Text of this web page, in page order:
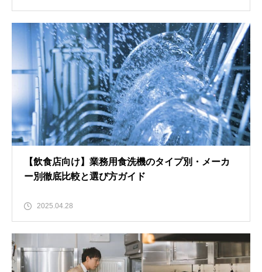
【飲食店向け】業務用食洗機のタイプ別・メーカ
ー別徹底比較と選び方ガイド
2025.04.28